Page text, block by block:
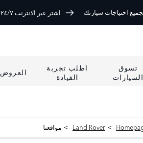
احتياجات سيارتك اشتر عبر الانترنت ٢٤/٧
تسوق
السيارات
اطلب تجربة
القيادة
العروض
>
Land Rover
> مواقعنا